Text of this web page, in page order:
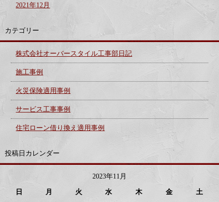
2021年12月
カテゴリー
株式会社オーバースタイル工事部日記
施工事例
火災保険適用事例
サービス工事事例
住宅ローン借り換え適用事例
投稿日カレンダー
2023年11月
日 月 火 水 木 金
土